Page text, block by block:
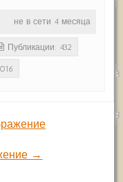
не в сети 4 месяца
Публикации: 432
→